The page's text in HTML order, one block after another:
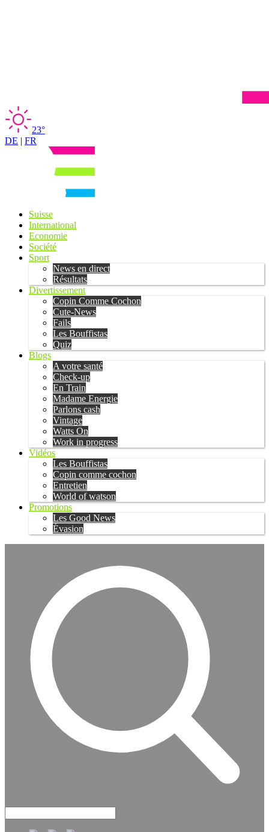
23°
DE | FR
Suisse
International
Economie
Société
Sport
News en direct
Résultats
Divertissement
Copin Comme Cochon
Cute-News
Fails
Les Bouffistas
Quiz
Blogs
A votre santé
Check-up
En Train
Madame Energie
Parlons cash
Vintage
Watts On
Work in progress
Vidéos
Les Bouffistas
Copin comme cochon
Entretien
World of watson
Promotions
Les Good News
Évasion